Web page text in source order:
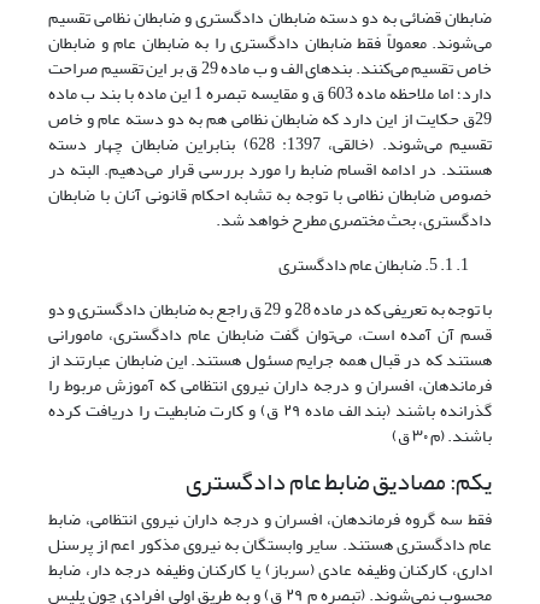
ضابطان قضائی به دو دسته ضابطان دادگستری و ضابطان نظامی تقسیم
می‌شوند. معمولاً فقط ضابطان دادگستری را به ضابطان عام و ضابطان
خاص تقسیم می‌کنند. بندهای الف و ب ماده 29 ق بر این تقسیم صراحت
دارد؛ اما ملاحظه ماده 603 ق و مقایسه تبصره 1 این ماده با بند ب ماده
29ق حکایت از این دارد که ضابطان نظامی هم به دو دسته عام و خاص
تقسیم می‌شوند. (خالقی، 1397: 628) بنابراین ضابطان چهار دسته
هستند. در ادامه اقسام ضابط را مورد بررسی قرار می‌دهیم. البته در
خصوص ضابطان نظامی با توجه به تشابه احکام قانونی آنان با ضابطان
دادگستری، بحث مختصری مطرح خواهد شد.
1. 5. ضابطان عام دادگستری
با توجه به تعریفی که در ماده 28 و 29 ق راجع به ضابطان دادگستری و دو
قسم آن آمده است، می‌توان گفت ضابطان عام دادگستری، مامورانی
هستند که در قبال همه جرایم مسئول هستند. این ضابطان عبارتند از
فرماندهان، افسران و درجه داران نیروی انتظامی که آموزش مربوط را
گذرانده باشند (بند الف ماده ۲۹ ق) و کارت ضابطیت را دریافت کرده
باشند. (م ۳۰ ق)
یکم: مصادیق ضابط عام دادگستری
فقط سه گروه فرماندهان، افسران و درجه داران نیروی انتظامی، ضابط
عام دادگستری هستند. سایر وابستگان به نیروی مذکور اعم از پرسنل
اداری، کارکنان وظیفه عادی (سرباز) یا کارکنان وظیفه درجه دار، ضابط
محسوب نمی‌شوند. (تبصره م ۲۹ ق) و به طریق اولی افرادی چون پلیس